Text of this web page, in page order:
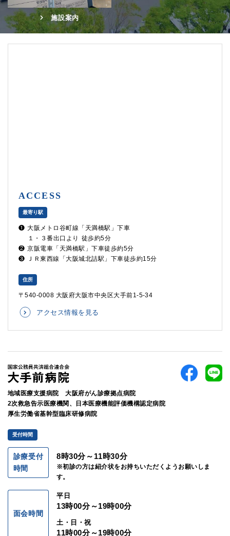
施設案内
ACCESS
最寄り駅
❶ 大阪メトロ谷町線「天満橋駅」下車
１・３番出口より
徒歩約5分
❷ 京阪電車「天満橋駅」下車徒歩約5分
❸
ＪＲ東西線「大阪城北詰駅」下車徒歩約15分
住所
〒540-0008 大阪府大阪市中央区大手前1-5-34
アクセス情報を見る
地域医療支援病院 大阪府がん診療拠点病院
2次救急告示医療機関、日本医療機能評価機構認定病院
厚生労働省基幹型臨床研修病院
受付時間
診療受付
時間
8時30分～11時30分
※初診の方は紹介状をお持ちいただくようお願いしま
す。
面会時間
平日
13時00分～19時00分
土・日・祝
11時00分～19時00分